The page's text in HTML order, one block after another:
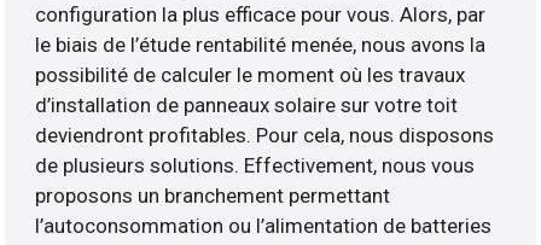
configuration la plus efficace pour vous. Alors, par
le biais de l’étude rentabilité menée, nous avons la
possibilité de calculer le moment où les travaux
d’installation de panneaux solaire sur votre toit
deviendront profitables. Pour cela, nous disposons
de plusieurs solutions. Effectivement, nous vous
proposons un branchement permettant
l’autoconsommation ou l’alimentation de batteries